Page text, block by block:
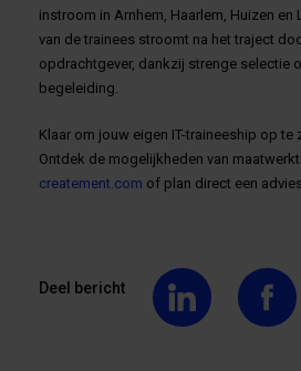
instroom in Arnhem, Haarlem, Huizen en
van de trainees stroomt na het traject
opdrachtgever, dankzij strenge selectie
begeleiding.
Klaar om jouw eigen IT-traineeship op te
Ontdek de mogelijkheden van
createment.com of plan direct een
Deel bericht